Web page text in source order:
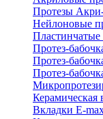
Протезы
Нейлоновые
Пластинчатые
Протез-
Протез-
Протез-
Керамическая
Вкладки E-